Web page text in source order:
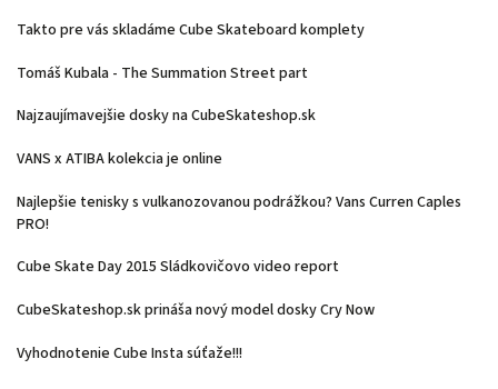
Takto pre vás skladáme Cube Skateboard komplety
Tomáš Kubala - The Summation Street part
Najzaujímavejšie dosky na CubeSkateshop.sk
VANS x ATIBA kolekcia je online
Najlepšie tenisky s vulkanozovanou podrážkou? Vans Curren Caples
PRO!
Cube Skate Day 2015 Sládkovičovo video report
CubeSkateshop.sk prináša nový model dosky Cry Now
Vyhodnotenie Cube Insta súťaže!!!